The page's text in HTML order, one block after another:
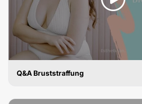
Q&A Bruststraffung